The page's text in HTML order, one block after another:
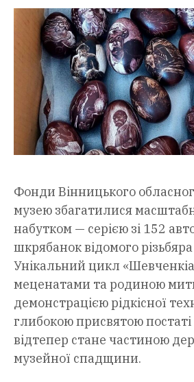
Фонди Вінницького
музею збагатилися
набутком — серією зі 152
шкрябанок відомого
Унікальний цикл
меценатами та родиною
демонстрацією рідкісної
глибокою присвятою
відтепер стане частиною
музейної спадщини.